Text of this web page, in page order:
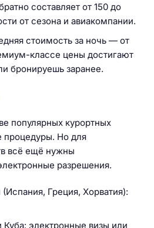
составляет от 150 до
от сезона и авиакомпании.
стоимость за ночь — от
классе цены достигают
бронируешь заранее.
популярных курортных
процедуры. Но для
всё ещё нужны
разрешения.
Греция, Хорватия):
Куба: электронные визы или